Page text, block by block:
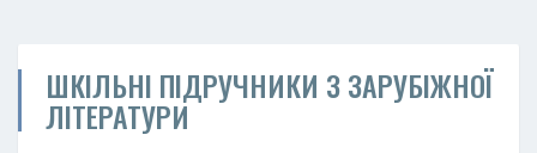
ШКІЛЬНІ ПІДРУЧНИКИ З ЗАРУБІЖНОЇ
ЛІТЕРАТУРИ